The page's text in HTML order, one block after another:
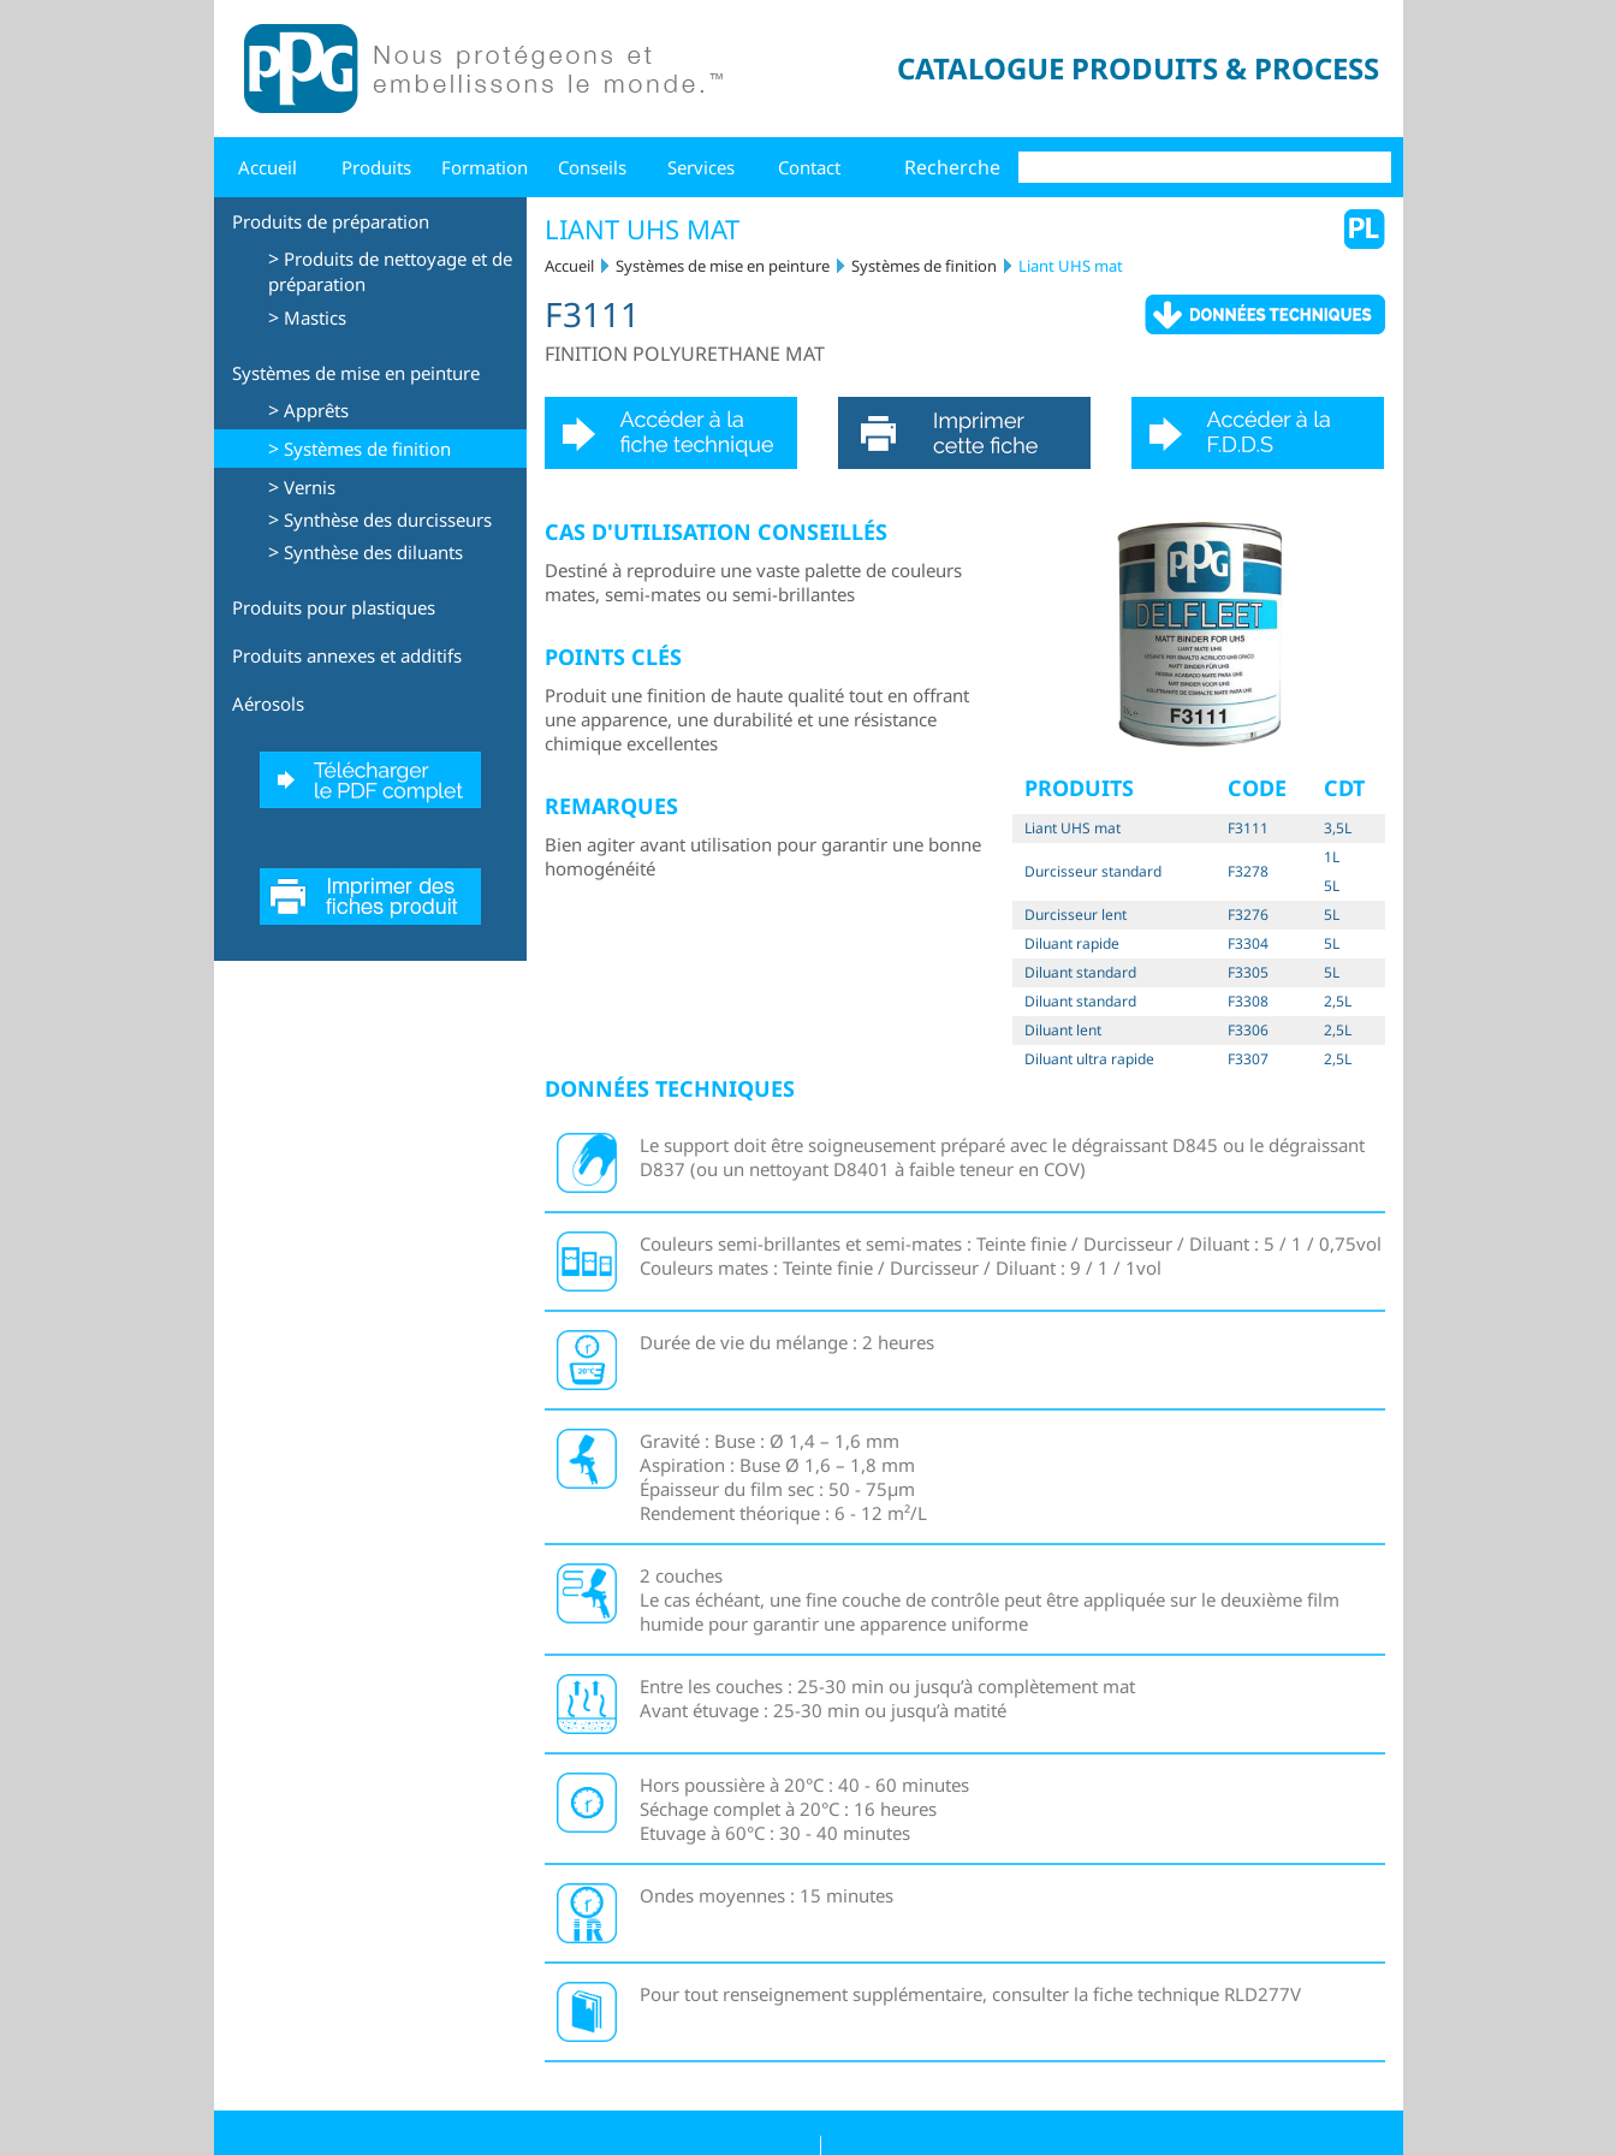
CATALOGUE PRODUITS & PROCESS
Accueil Produits Formation Conseils Services Contact Recherche
Produits de préparation
> Produits de nettoyage et de
préparation
> Mastics
Systèmes de mise en peinture
> Apprêts
> Systèmes de finition
> Vernis
> Synthèse des durcisseurs
> Synthèse des diluants
Produits pour plastiques
Produits annexes et additifs
Aérosols
LIANT UHS MAT
Accueil Systèmes de mise en peinture Systèmes de finition Liant UHS mat
F3111
FINITION POLYURETHANE MAT
CAS D'UTILISATION CONSEILLÉS
Destiné à reproduire une vaste palette de couleurs
mates, semi-mates ou semi-brillantes
POINTS CLÉS
Produit une finition de haute qualité tout en offrant
une apparence, une durabilité et une résistance
chimique excellentes
REMARQUES
Bien agiter avant utilisation pour garantir une bonne
homogénéité
PRODUITS CODE CDT
Liant UHS mat F3111 3,5L
Durcisseur standard F3278
1L
5L
Durcisseur lent
F3276
5L
Diluant rapide
F3304
5L
Diluant standard
F3305
5L
Diluant standard
F3308
2,5L
Diluant lent
F3306
2,5L
Diluant ultra rapide
F3307 2,5L
DONNÉES TECHNIQUES
Le support doit être soigneusement préparé avec le dégraissant D845 ou le dégraissant
D837 (ou un nettoyant D8401 à faible teneur en COV)
Couleurs semi-brillantes et semi-mates : Teinte finie / Durcisseur / Diluant : 5 / 1 / 0,75vol
Couleurs mates : Teinte finie / Durcisseur / Diluant : 9 / 1 / 1vol
Durée de vie du mélange : 2 heures
Gravité : Buse : Ø 1,4 – 1,6 mm
Aspiration : Buse Ø 1,6 – 1,8 mm
Épaisseur du film sec : 50 - 75µm
Rendement théorique : 6 - 12 m²/L
2 couches
Le cas échéant, une fine couche de contrôle peut être appliquée sur le deuxième film
humide pour garantir une apparence uniforme
Entre les couches : 25-30 min ou jusqu’à complètement mat
Avant étuvage : 25-30 min ou jusqu’à matité
Hors poussière à 20°C : 40 - 60 minutes
Séchage complet à 20°C : 16 heures
Etuvage à 60°C : 30 - 40 minutes
Ondes moyennes : 15 minutes
Pour tout renseignement supplémentaire, consulter la fiche technique RLD277V